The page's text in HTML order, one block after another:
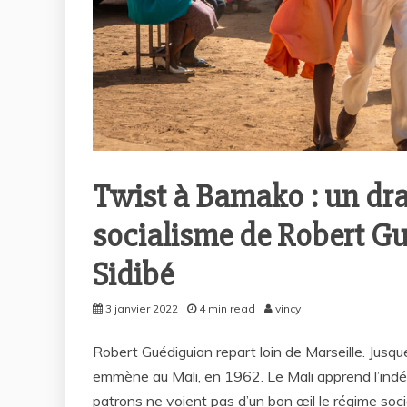
Twist à Bamako : un
socialisme de Robert
Sidibé
3 janvier 2022 4 min read vincy
Robert Guédiguian repart loin de Marseille.
emmène au Mali, en 1962. Le Mali apprend
patrons ne voient pas d’un bon œil le régime